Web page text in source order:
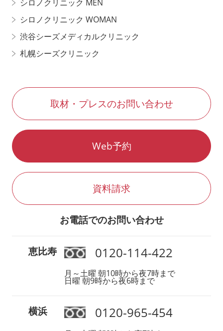
シロノクリニック MEN
シロノクリニック WOMAN
渋谷シーズメディカルクリニック
札幌シーズクリニック
取材・プレスのお問い合わせ
Web予約
資料請求
お電話でのお問い合わせ
恵比寿 0120-114-422
月～土曜 朝10時から夜7時まで
日曜 朝9時から夜6時まで
横浜 0120-965-454